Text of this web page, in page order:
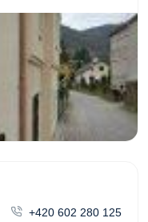
+420 602 280 125